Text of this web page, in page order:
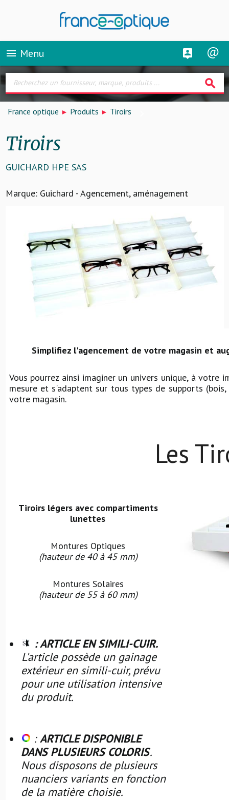
menu Menu
search
France optique Produits Tiroirs
Tiroirs
GUICHARD HPE SAS
Marque: Guichard - Agencement, aménagement
Simplifiez l'agencement de votre magasin et
Vous pourrez ainsi imaginer un univers unique, à votre
mesure et s'adaptent sur tous types de supports
votre magasin.
Les
Tiroirs légers avec compartiments
lunettes
Montures Optiques
(hauteur de 40 à 45 mm)
Montures Solaires
(hauteur de 55 à 60 mm)
: ARTICLE EN SIMILI-CUIR.
L'article possède un gainage
extérieur en simili-cuir, prévu
pour une utilisation intensive
du produit.
:ARTICLE DISPONIBLE
DANS PLUSIEURS COLORIS.
Nous disposons de plusieurs
nuanciers variants en fonction
de la matière choisie.